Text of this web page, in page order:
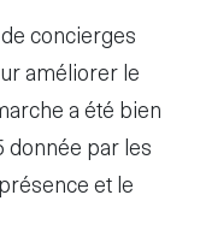
concierges
améliorer le
a été bien
donnée par les
et le